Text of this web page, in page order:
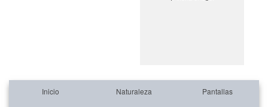
Inicio Naturaleza Pantallas